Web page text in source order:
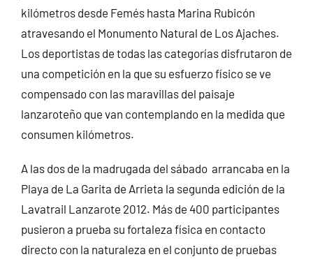
kilómetros desde Femés hasta Marina Rubicón
atravesando el Monumento Natural de Los Ajaches.
Los deportistas de todas las categorías disfrutaron de
una competición en la que su esfuerzo físico se ve
compensado con las maravillas del paisaje
lanzaroteño que van contemplando en la medida que
consumen kilómetros.
A las dos de la madrugada del sábado arrancaba en la
Playa de La Garita de Arrieta la segunda edición de la
Lavatrail Lanzarote 2012. Más de 400 participantes
pusieron a prueba su fortaleza física en contacto
directo con la naturaleza en el conjunto de pruebas